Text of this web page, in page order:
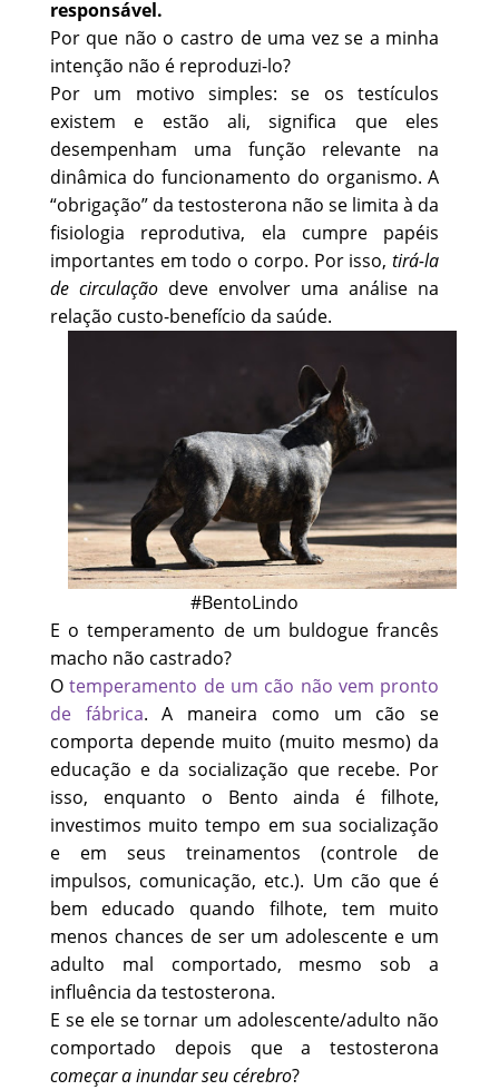
responsável.
Por que não o castro de uma vez se a minha
intenção não é reproduzi-lo?
Por um motivo simples: se os testículos
existem e estão ali, significa que eles
desempenham uma função relevante na
dinâmica do funcionamento do organismo. A
“obrigação” da testosterona não se limita à da
fisiologia reprodutiva, ela cumpre papéis
importantes em todo o corpo. Por isso,tirá-la
de circulaçãodeve envolver uma análise na
relação custo-benefício da saúde.
#BentoLindo
E o temperamento de um buldogue francês
macho não castrado?
Otemperamento de um cão não vem pronto
de fábrica. A maneira como um cão se
comporta depende muito (muito mesmo) da
educação e da socialização que recebe. Por
isso, enquanto o Bento ainda é filhote,
investimos muito tempo em sua socialização
e em seus treinamentos (controle de
impulsos, comunicação, etc.). Um cão que é
bem educado quando filhote, tem muito
menos chances de ser um adolescente e um
adulto mal comportado, mesmo sob a
influência da testosterona.
E se ele se tornar um adolescente/adulto não
comportado depois que a testosterona
começar a inundar seu cérebro?